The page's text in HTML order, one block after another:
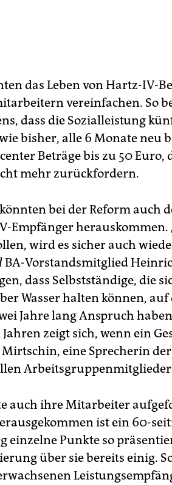
das Leben von Hartz-IV-
vereinfachen. So
dass die Sozialleistung
bisher, alle 6 Monate neu
Beträge bis zu 50
mehr zurückfordern.
bei der Reform auch
Empfänger herauskommen.
wird es sicher auch
BA-Vorstandsmitglied
dass Selbstständige, die
Wasser halten können,
Jahre lang Anspruch
Jahren zeigt sich, wenn ein
eine Sprecherin
auch ihre Mitarbeiter
ist ein 60-
einzelne Punkte so
über sie bereits einig.